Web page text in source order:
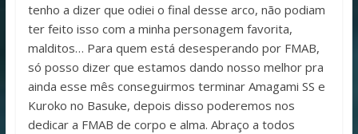
tenho a dizer que odiei o final desse arco, não podiam
ter feito isso com a minha personagem favorita,
malditos… Para quem está desesperando por FMAB,
só posso dizer que estamos dando nosso melhor pra
ainda esse mês conseguirmos terminar Amagami SS e
Kuroko no Basuke, depois disso poderemos nos
dedicar a FMAB de corpo e alma. Abraço a todos